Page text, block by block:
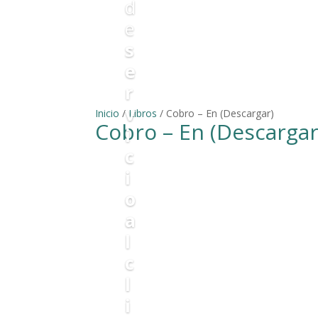
d
e
s
e
r
v
i
c
i
o
a
l
c
l
i
Inicio /Libros / Cobro – En (Descargar)
Cobro – En